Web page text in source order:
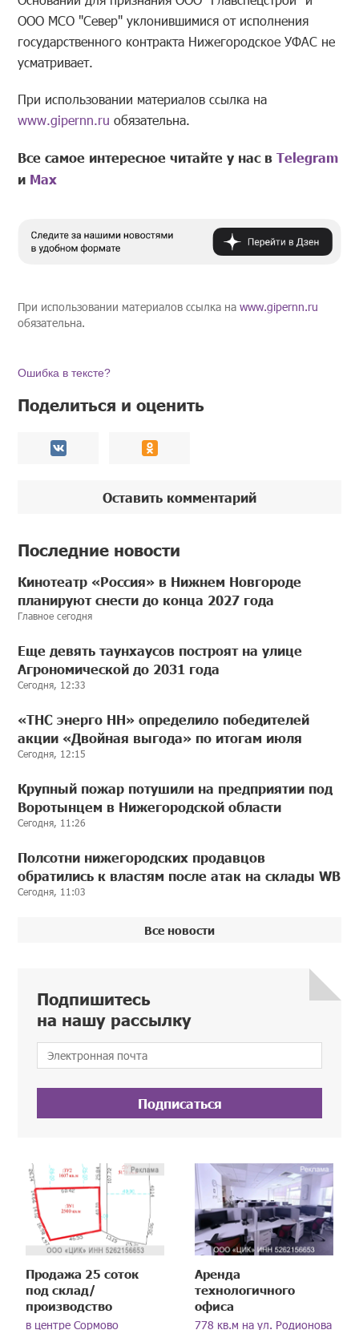
ООО МСО "Север" уклонившимися от исполнения
государственного контракта Нижегородское УФАС не
усматривает.
При использовании материалов ссылка на
www.gipernn.ru обязательна.
Все самое интересное читайте у нас вTelegram
и Mах
При использовании материалов ссылка наwww.gipernn.ru
обязательна.
Ошибка в тексте?
Поделиться и оценить
Оставить комментарий
Последние новости
Кинотеатр «Россия» в Нижнем Новгороде
планируют снести до конца 2027 года
Главное сегодня
Еще девять таунхаусов построят на улице
Агрономической до 2031 года
Сегодня, 12:33
«ТНС энерго НН» определило победителей
акции «Двойная выгода» по итогам июля
Сегодня, 12:15
Крупный пожар потушили на предприятии под
Воротынцем в Нижегородской области
Сегодня, 11:26
Полсотни нижегородских продавцов
обратились к властям после атак на склады WB
Сегодня, 11:03
Все новости
Подпишитесь
на нашу рассылку
Подписаться
Продажа 25 соток
под склад/
производство
в центре Сормово
Аренда
технологичного
офиса
778 кв.м на ул. Родионова